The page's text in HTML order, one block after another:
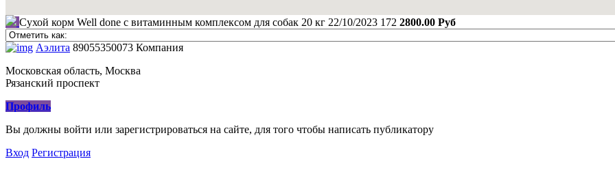
Сухой корм Well done с витаминным комплексом для собак 20 кг 22/10/2023 172 2800.00 Руб
Аэлита 89055350073 Компания
Московская область, Москва
Рязанский проспект
Профиль
Вы должны войти или зарегистрироваться на сайте, для того чтобы написать публикатору
Вход Регистрация